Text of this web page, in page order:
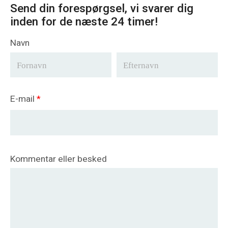
Send din forespørgsel, vi svarer dig
inden for de næste 24 timer!
Navn
E-mail *
Kommentar eller besked